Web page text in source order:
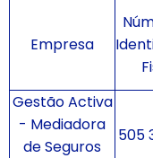
Empresa
Gestão Activa
- Mediadora
de Seguros
505